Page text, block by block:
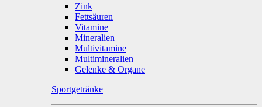
Zink
Fettsäuren
Vitamine
Mineralien
Multivitamine
Multimineralien
Gelenke & Organe
Sportgetränke